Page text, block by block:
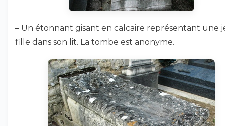
– Un étonnant gisant en calcaire représentant une
fille dans son lit. La tombe est anonyme.